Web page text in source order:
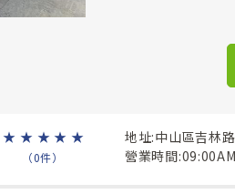
★ ★ ★ ★ ★
（0件）
地址:中山區吉林
營業時間